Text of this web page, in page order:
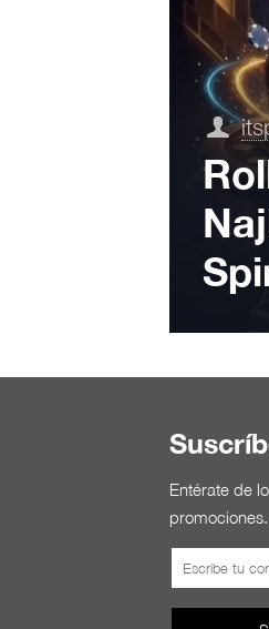
Entérate de
promociones.